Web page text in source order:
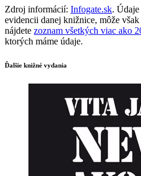
Zdroj informácií: Infogate.sk.
evidencii danej knižnice, môže
nájdete zoznam všetkých viac ako
ktorých máme údaje.
Ďalšie knižné vydania